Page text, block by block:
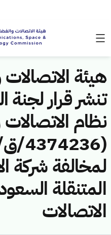
هيئة الاتصالات
تنشر قرار لجنة
نظام
لمخالفة شركة
المتنقلة
الاتصالات